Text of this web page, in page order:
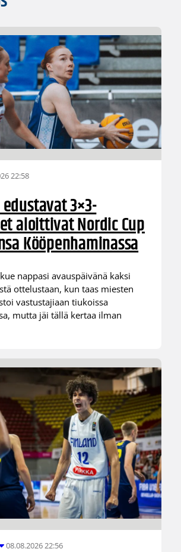
22:58
3×3-
aloittivat Nordic Cup
Kööpenhaminassa
nappasi avauspäivänä kaksi
ottelustaan, kun taas miesten
vastustajiaan tiukoissa
mutta jäi tällä kertaa ilman
08.08.2026 22:56